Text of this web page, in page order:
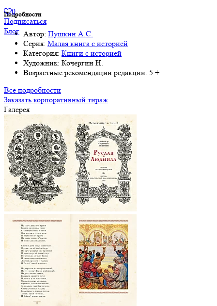
0
Подписаться
Блог
Подробности
Автор: Пушкин А.С.
Серия: Малая книга с историей
Категория: Книги с историей
Художник: Кочергин Н.
Возрастные рекомендации редакции: 5 +
Все подробности
Заказать корпоративный тираж
Галерея